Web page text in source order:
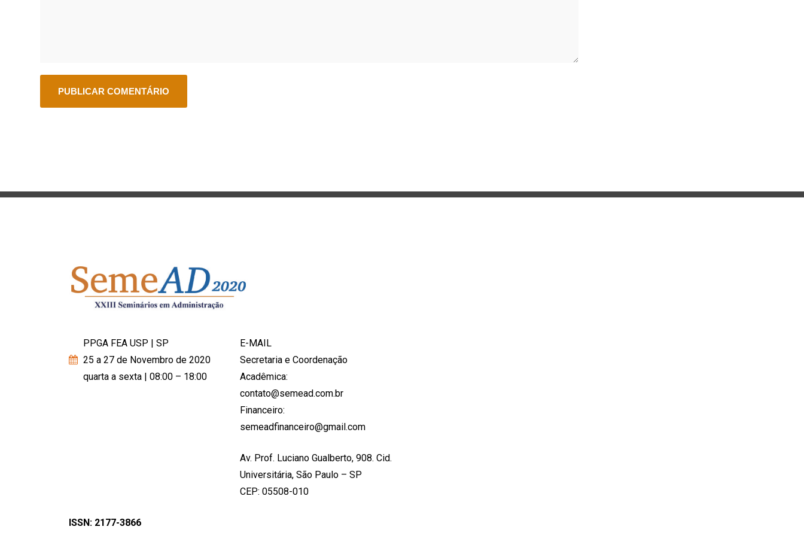
PPGA FEA USP | SP
25 a 27 de Novembro de 2020
quarta a sexta | 08:00 – 18:00
E-MAIL
Secretaria e Coordenação
Acadêmica:
contato@semead.com.br
Financeiro:
semeadfinanceiro@gmail.com
Av. Prof. Luciano Gualberto, 908. Cid.
Universitária, São Paulo – SP
CEP: 05508-010
ISSN: 2177-3866